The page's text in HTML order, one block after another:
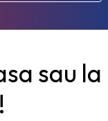
sau la